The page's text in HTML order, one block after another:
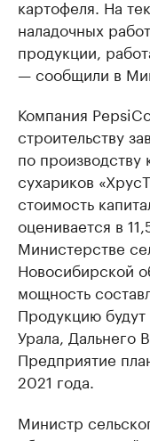
картофеля. На
наладочных
продукции,
— сообщили в
Компания
строительству
по производству
сухариков
стоимость
оценивается в
Министерстве
Новосибирской
мощность
Продукцию будут
Урала, Дальнего
Предприятие
2021 года.
Министр